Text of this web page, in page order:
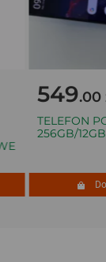
549.00 zł
TELEFON
256GB/12GB
Do